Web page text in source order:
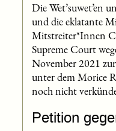
Die Wet’suwet’en
und die eklatante
Mitstreiter*Innen
Supreme Court
November 2021
unter dem Morice
noch nicht
Petition